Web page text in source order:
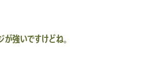
が強いですけどね。